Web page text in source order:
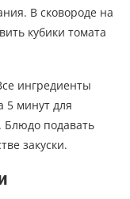
В сковороде на
кубики томата
ингредиенты
5 минут для
Блюдо подавать
закуски.